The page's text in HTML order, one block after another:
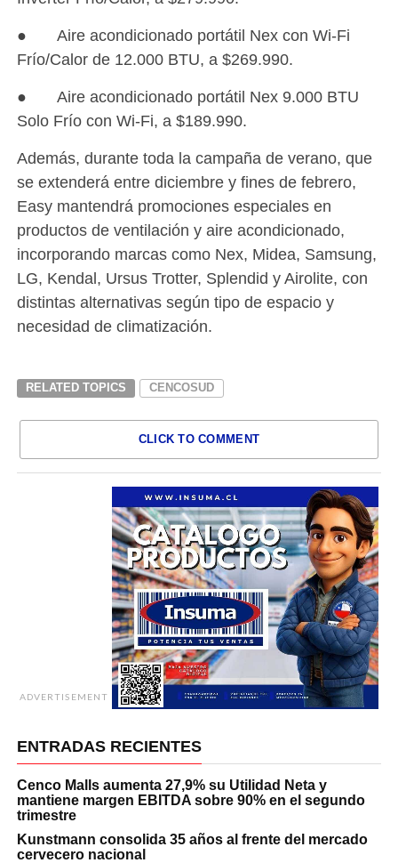
● Aire acondicionado portátil Nex con Wi-Fi
Frío/Calor de 12.000 BTU, a $269.990.
● Aire acondicionado portátil Nex 9.000 BTU
Solo Frío con Wi-Fi, a $189.990.
Además, durante toda la campaña de verano, que
se extenderá entre diciembre y fines de febrero,
Easy mantendrá promociones especiales en
productos de ventilación y aire acondicionado,
incorporando marcas como Nex, Midea, Samsung,
LG, Kendal, Ursus Trotter, Splendid y Airolite, con
distintas alternativas según tipo de espacio y
necesidad de climatización.
RELATED TOPICS CENCOSUD
CLICK TO COMMENT
ADVERTISEMENT
ENTRADAS RECIENTES
Cenco Malls aumenta 27,9% su Utilidad Neta y
mantiene margen EBITDA sobre 90% en el segundo
trimestre
Kunstmann consolida 35 años al frente del mercado
cervecero nacional